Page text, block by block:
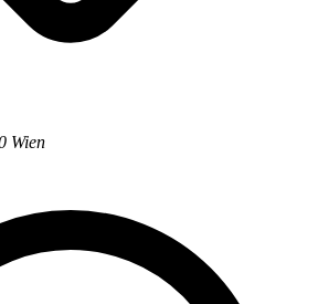
Wien